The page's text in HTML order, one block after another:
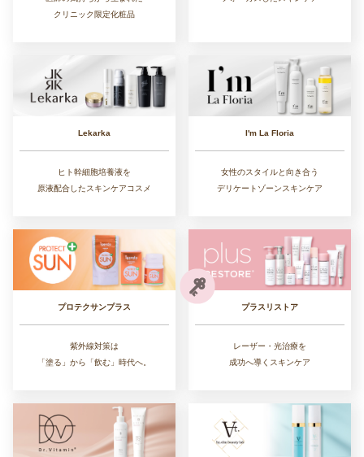
クリニック限定化粧品
Lekarka
ヒト幹細胞培養液を
原液配合したスキンケアコスメ
I'm La Floria
女性のスタイルと向き合う
デリケートゾーンスキンケア
プロテクサンプラス
紫外線対策は
「塗る」から「飲む」時代へ。
プラスリストア
レーザー・光治療を
成功へ導くスキンケア